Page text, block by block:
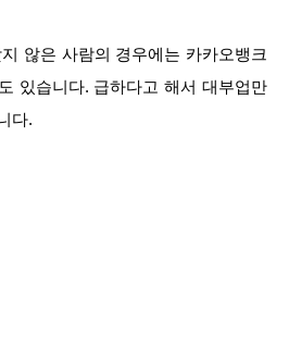
않은 사람의 경우에는 카카오뱅크
있습니다. 급하다고 해서 대부업만
다.